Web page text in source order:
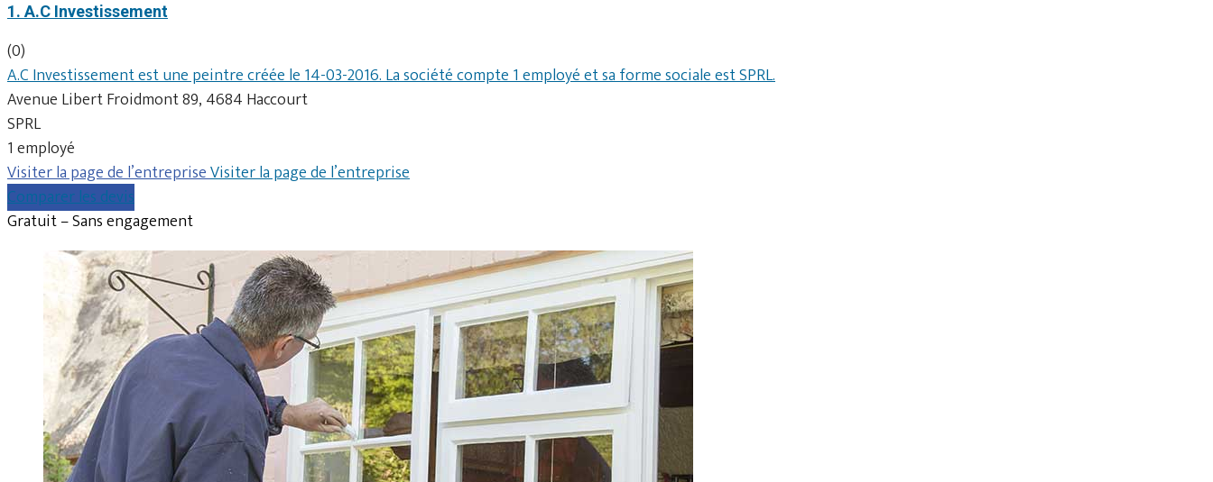
1. A.C Investissement
(0)
A.C Investissement est une peintre créée le 14-03-2016. La société compte 1 employé et sa forme sociale est SPRL.
Avenue Libert Froidmont 89, 4684 Haccourt
SPRL
1 employé
Visiter la page de l’entrepriseVisiter la page de l’entreprise
Comparer les devis
Gratuit – Sans engagement